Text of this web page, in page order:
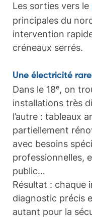
Les sorties vers le
principales du
intervention
créneaux serrés.
Une électricité
Dans le 18ᵉ, on
installations très
l’autre : tableaux
partiellement
avec besoins
professionnelles,
public…
Résultat : chaque
diagnostic précis
autant pour la